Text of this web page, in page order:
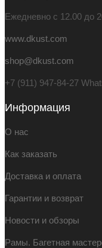
Ежедневно с 12.00 до
www.dkust.com
shop@dkust.com
+7 (911) 947-84-27
Информация
О нас
Как заказать
Доставка и оплата
Гарантии и возврат
Новости и обзоры
Рамы. Багетная